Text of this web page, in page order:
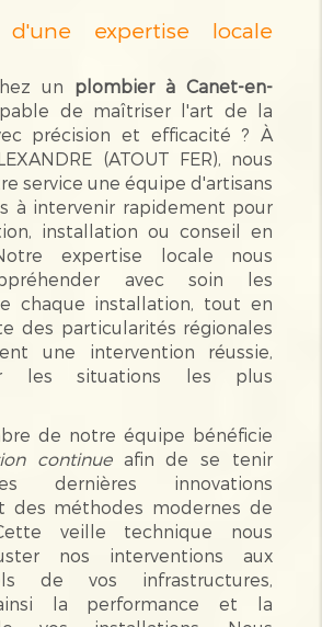
d'une expertise locale
un plombier à Canet-en-
de maîtriser l'art de la
précision et efficacité ? À
(ATOUT FER), nous
service une équipe d'artisans
à intervenir rapidement pour
installation ou conseil en
expertise locale nous
avec soin les
chaque installation, tout en
des particularités régionales
une intervention réussie,
les situations les plus
de notre équipe bénéficie
continueafin de se tenir
dernières innovations
des méthodes modernes de
veille technique nous
nos interventions aux
de vos infrastructures,
la performance et la